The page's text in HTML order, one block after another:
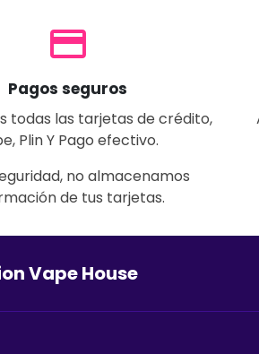
payment
Pagos seguros
todas las tarjetas de crédito,
Plin Y Pago efectivo.
no almacenamos
de tus tarjetas.
Vape House